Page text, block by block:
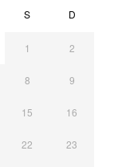
S D
1 2
8 9
15 16
22 23